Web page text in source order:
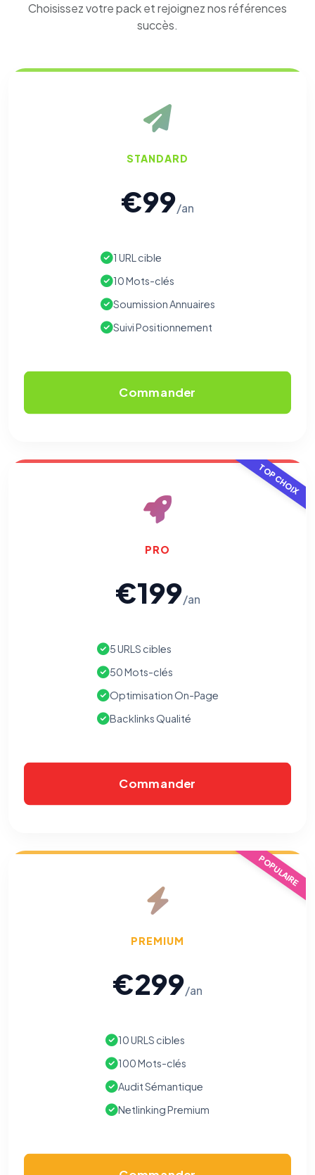
Choisissez votre pack et rejoignez nos références
succès.
STANDARD
€99/an
1 URL cible
10 Mots-clés
Soumission Annuaires
Suivi Positionnement
Commander
TOP CHOIX
PRO
€199/an
5 URLS cibles
50 Mots-clés
Optimisation On-Page
Backlinks Qualité
Commander
POPULAIRE
PREMIUM
€299/an
10 URLS cibles
100 Mots-clés
Audit Sémantique
Netlinking Premium